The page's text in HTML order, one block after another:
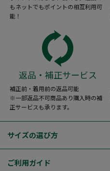
もネットでもポイントの相互利用可
能！
返品・補正サービス
補正前・着用前の返品可能
※一部返品不可商品あり購入時の補
正サービスも承ります。
サイズの選び方
ご利用ガイド